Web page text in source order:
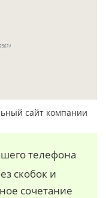
сайт компании
телефона
скобок и
сочетание